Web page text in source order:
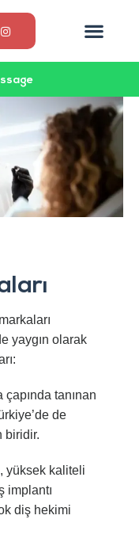
yaygın olarak
tanınan
de
biridir.
yüksek kaliteli
implantı
diş hekimi